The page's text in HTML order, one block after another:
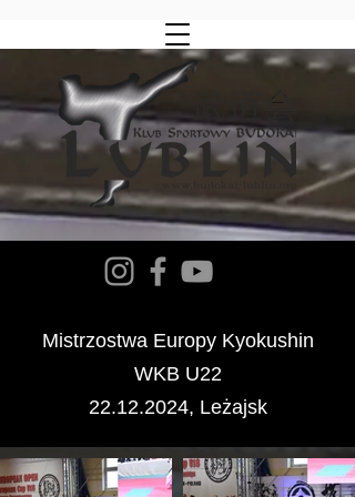
Mistrzostwa Europy Kyokushin
WKB U22
22.12.2024, Leżajsk